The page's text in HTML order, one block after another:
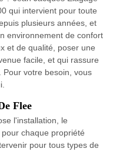
qui intervient pour toute
plusieurs années, et
environnement de confort
et de qualité, poser une
facile, et qui rassure
Pour votre besoin, vous
Flee
l'installation, le
chaque propriété
pour tous types de